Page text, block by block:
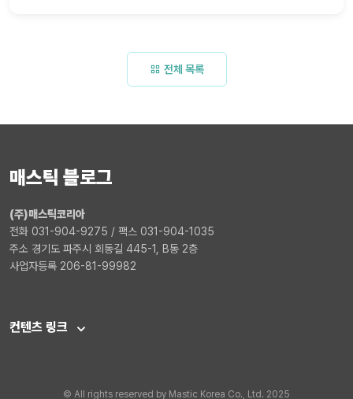
전체 목록
매스틱 블로그
(주)매스틱코리아
전화 031-904-9275 / 팩스 031-904-1035
주소 경기도 파주시 회동길 445-1, B동 2층
사업자등록 206-81-99982
컨텐츠 링크
© All rights reserved by Mastic Korea Co., Ltd. 2025